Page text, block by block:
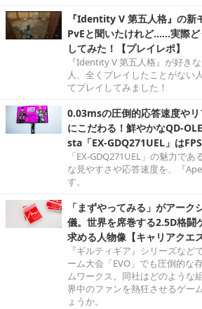
『Identity V 第五人格』の新
PvEと聞いたけれど……実際ど
してみた！【プレイレポ】
『Identity V 第五人格』が好き
人、全くプレイしたことがない
てプレイしてみました！
0.03msの圧倒的応答速度や
にこだわる！鮮やかなQD-
sta「EX-GDQ271UEL」は
「EX-GDQ271UEL」の魅力で
な見やすさや応答速度を、『
す。
「まずやってみる」がアーク
儀。世界を席巻する2.5D格闘
求める人物像【キャリアクエ
『ギルティギア』シリーズな
ーム大会「EVO」でも圧倒的な
ムワークス。同社はどのような
界中のファンを熱狂させるゲー
ょうか。